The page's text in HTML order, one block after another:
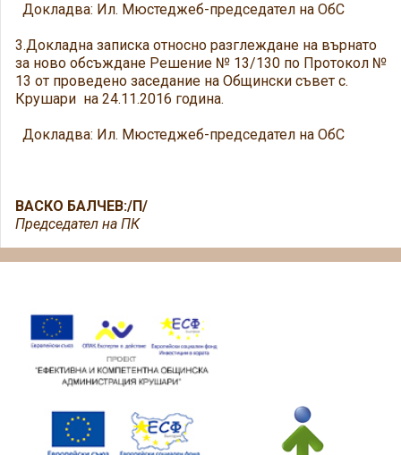
Докладва: Ил. Мюстеджеб-председател на ОбС
3.Докладна записка относно разглеждане на върнато
за ново обсъждане Решение № 13/130 по Протокол №
13 от проведено заседание на Общински съвет с.
Крушари на 24.11.2016 година.
Докладва: Ил. Мюстеджеб-председател на ОбС
ВАСКО БАЛЧЕВ:/П/
Председател на ПК